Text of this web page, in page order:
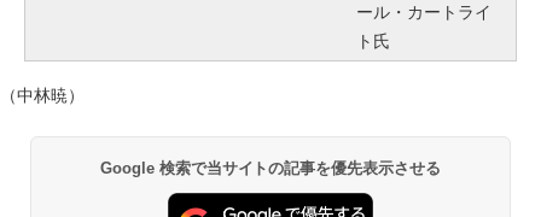
ール・カートライ
ト氏
（中林暁）
Google 検索で当サイトの記事を優先表示させる